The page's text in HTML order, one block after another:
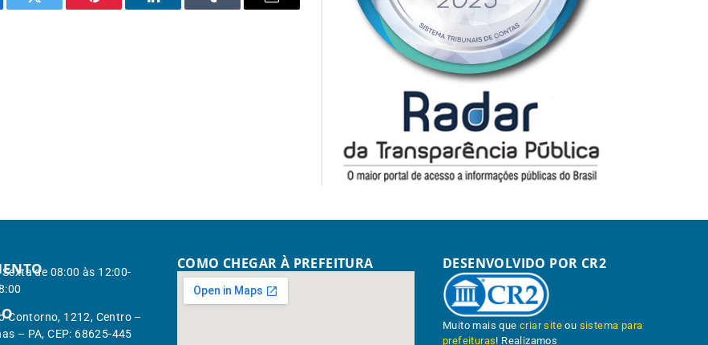
Twitter Pinterest LinkedIn Tumblr Email
de 08:00 às 12:00-
Contorno, 1212, Centro –
– PA, CEP: 68625-445
COMO CHEGAR À PREFEITURA DESENVOLVIDO POR CR2
Muito mais quecriar site ou sistema para
prefeituras! Realizamos